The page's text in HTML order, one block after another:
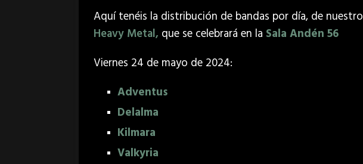
Aquí tenéis la distribución de bandas por día, de nuestro
Heavy Metal, que se celebrará en la Sala Andén 56
Viernes 24 de mayo de 2024:
Adventus
Delalma
Kilmara
Valkyria